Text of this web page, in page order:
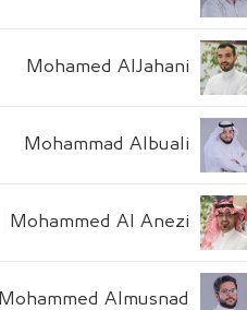
Mohamed AlJahani
Mohammad Albuali
Mohammed Al Anezi
Mohammed Almusnad